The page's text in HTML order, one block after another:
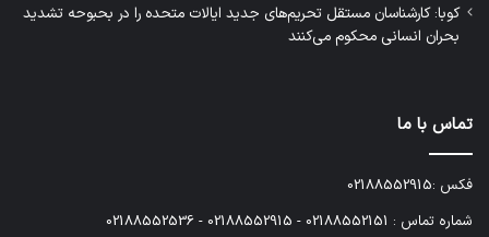
کوبا: کارشناسان مستقل تحریم‌های جدید ایالات متحده را در بحبوحه تشدید
بحران انسانی محکوم می‌کنند
تماس با ما
فکس :02188552915
شماره تماس : 02188552151 - 02188552915 - 02188552536